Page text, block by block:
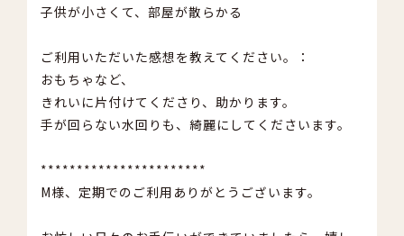
子供が小さくて、部屋が散らかる
ご利用いただいた感想を教えてください。：
おもちゃなど、
きれいに片付けてくださり、助かります。
手が回らない水回りも、綺麗にしてくださいます。
***********************
M様、定期でのご利用ありがとうございます。